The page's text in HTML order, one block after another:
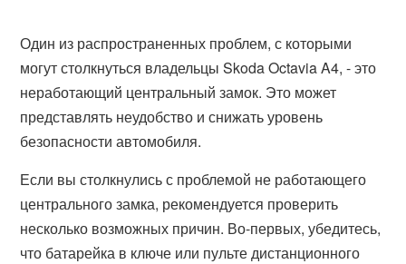
Один из распространенных проблем, с которыми
могут столкнуться владельцы Skoda Octavia A4, - это
неработающий центральный замок. Это может
представлять неудобство и снижать уровень
безопасности автомобиля.
Если вы столкнулись с проблемой не работающего
центрального замка, рекомендуется проверить
несколько возможных причин. Во-первых, убедитесь,
что батарейка в ключе или пульте дистанционного